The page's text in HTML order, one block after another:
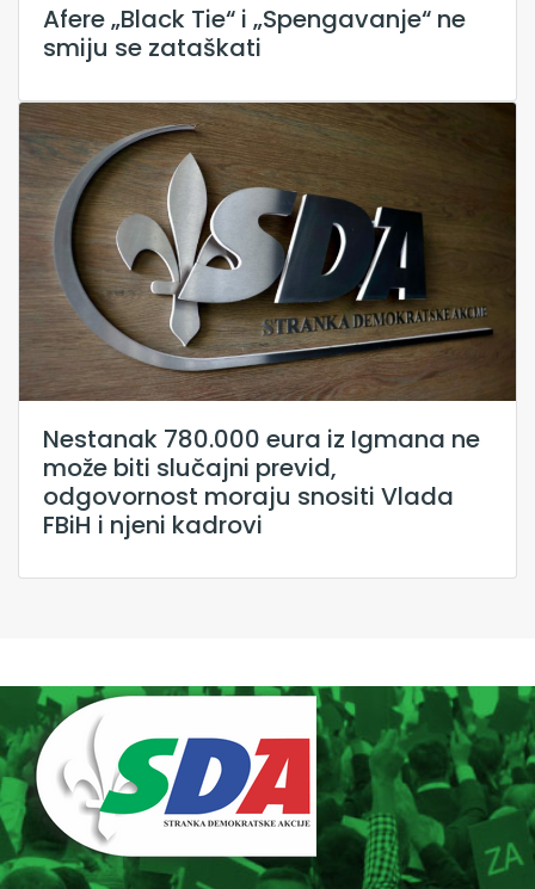
Afere „Black Tie“ i „Spengavanje“ ne
smiju se zataškati
Nestanak 780.000 eura iz Igmana ne
može biti slučajni previd,
odgovornost moraju snositi Vlada
FBiH i njeni kadrovi